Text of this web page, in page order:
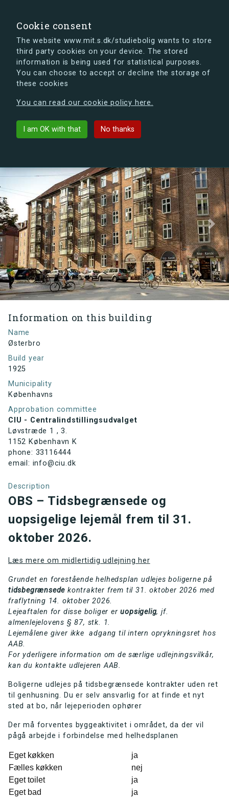
Cookie consent
The website www.mit.s.dk/studiebolig wants to store
third party cookies on your device. The stored
information is being used for statistical purposes.
You can choose to accept or decline the storage of
these cookies
You can read our cookie policy here.
I am OK with that No thanks
s.dk is getting a new look soon. If you're curious, you
can already take a peek at what the new s.dk will look
List buildings Østerbro
Previous Next
Information on this building
Name
Østerbro
Build year
1925
Municipality
Københavns
Approbation committee
CIU - Centralindstillingsudvalget
Løvstræde 1 , 3.
1152 København K
phone: 33116444
email: info@ciu.dk
Description
OBS – Tidsbegrænsede og
uopsigelige lejemål frem til 31.
oktober 2026.
Læs mere om midlertidig udlejning her
Grundet en forestående helhedsplan udlejes boligerne på
tidsbegrænsede kontrakter frem til 31. oktober 2026 med
fraflytning 14. oktober 2026.
Lejeaftalen for disse boliger eruopsigelig, jf.
almenlejelovens § 87, stk. 1.
Lejemålene giver ikke adgang til intern oprykningsret hos
AAB.
For yderligere information om de særlige udlejningsvilkår,
kan du kontakte udlejeren AAB.
Boligerne udlejes på tidsbegrænsede kontrakter uden ret
til genhusning. Du er selv ansvarlig for at finde et nyt
sted at bo, når lejeperioden ophører
Der må forventes byggeaktivitet i området, da der vil
pågå arbejde i forbindelse med helhedsplanen
Eget køkken
ja
Fælles køkken
nej
Eget toilet
ja
Eget bad
ja